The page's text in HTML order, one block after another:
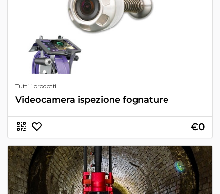
Tutti i prodotti
Videocamera ispezione fognature
€0